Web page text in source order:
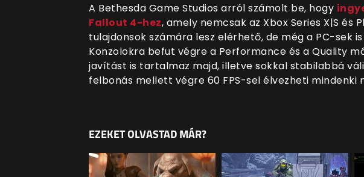
A Bethesda Game Studios arról számolt be, hogy
Fallout 4-hez, amely nemcsak az Xbox Series X|S és
tulajdonsok számára lesz elérhető, de még a PC-sek
Konzolokra befut végre a Performance és a Quality
javítást is tartalmaz majd, illetve sokkal stabilabbá
felbonás mellett végre 60 FPS-sel élvezheti mindenki
EZEKET OLVASTAD MÁR?